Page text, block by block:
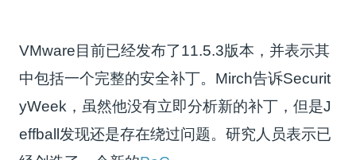
VMware目前已经发布了11.5.3版本，并表示其
中包括一个完整的安全补丁。Mirch告诉Securit
yWeek，虽然他没有立即分析新的补丁，但是J
effball发现还是存在绕过问题。研究人员表示已